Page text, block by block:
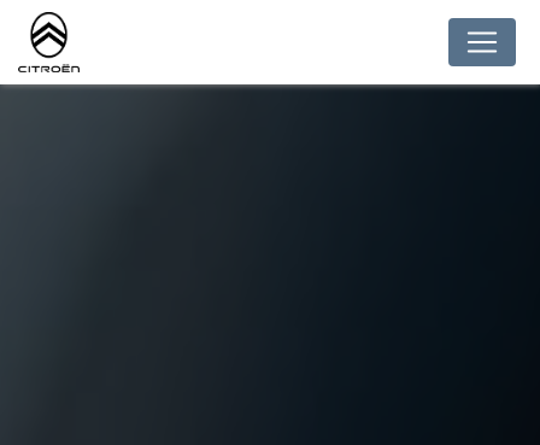
Panneau de gestion des cookies